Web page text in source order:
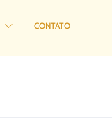
CONTATO